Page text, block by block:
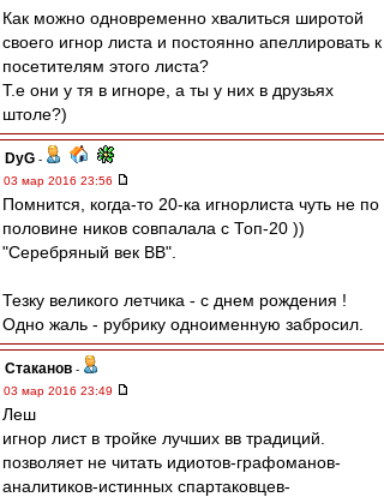
Как можно одновременно хвалиться широтой
своего игнор листа и постоянно апеллировать к
посетителям этого листа?
Т.е они у тя в игноре, а ты у них в друзьях
штоле?)
DyG -
03 мар 2016 23:56
Помнится, когда-то 20-ка игнорлиста чуть не по
половине ников совпалала с Топ-20 ))
"Серебряный век ВВ".
Тезку великого летчика - с днем рождения !
Одно жаль - рубрику одноименную забросил.
Cтаканов -
03 мар 2016 23:49
Леш
игнор лист в тройке лучших вв традиций.
позволяет не читать идиотов-графоманов-
аналитиков-истинных спартаковцев-